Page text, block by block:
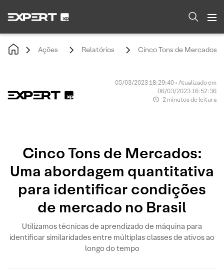
Ações Relatórios Cinco Tons de Mercados:
05/03/2023 18:29:40 • Atualizado em
06/03/2023 16:52:36
2 minutos de leitura
Cinco Tons de Mercados:
Uma abordagem quantitativa
para identificar condições
de mercado no Brasil
Utilizamos técnicas de aprendizado de máquina para
identificar similaridades entre múltiplas classes de ativos ao
longo do tempo